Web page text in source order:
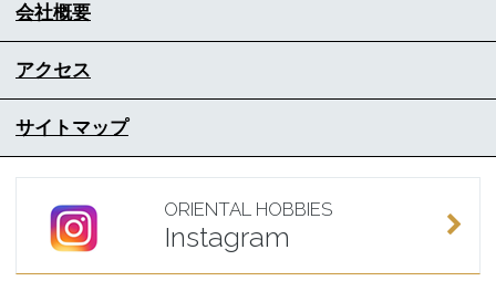
会社概要
アクセス
サイトマップ
ORIENTAL HOBBIES
Instagram